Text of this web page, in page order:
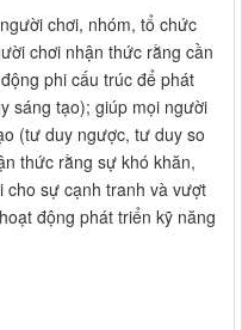
chơi, nhóm, tổ chức
chơi nhận thức rằng cần
phi cấu trúc để phát
sáng tạo); giúp mọi người
(tư duy ngược, tư duy so
thức rằng sự khó khăn,
cho sự cạnh tranh và vượt
động phát triển kỹ năng